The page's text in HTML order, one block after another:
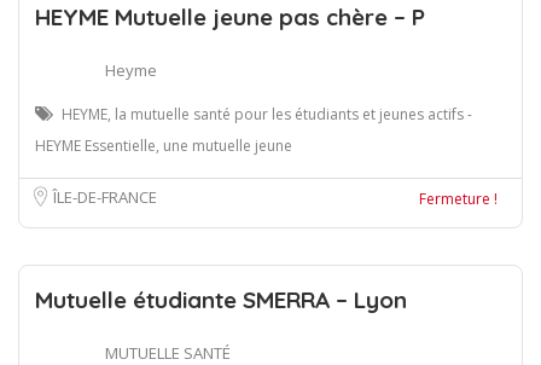
HEYME Mutuelle jeune pas chère – P
Heyme
HEYME, la mutuelle santé pour les étudiants et jeunes actifs -
HEYME Essentielle, une mutuelle jeune
ÎLE-DE-FRANCE Fermeture !
Mutuelle étudiante SMERRA – Lyon
MUTUELLE SANTÉ